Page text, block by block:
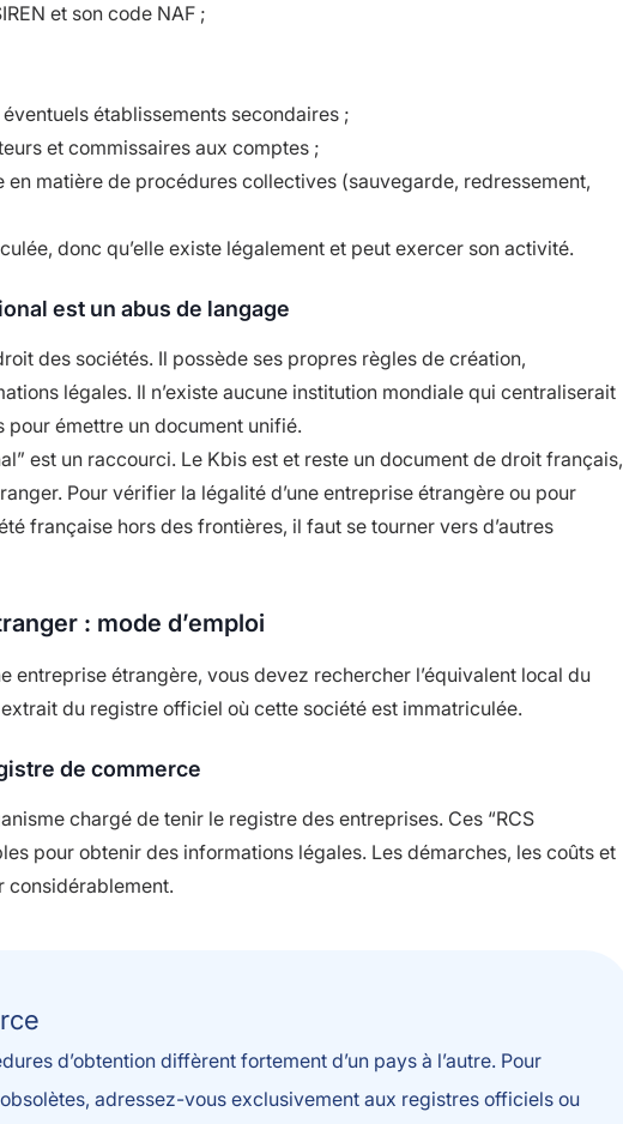
et son code NAF ;
établissements secondaires ;
et commissaires aux comptes ;
matière de procédures collectives (sauvegarde, redressement,
donc qu’elle existe légalement et peut exercer son activité.
est un abus de langage
des sociétés. Il possède ses propres règles de création,
légales. Il n’existe aucune institution mondiale qui centraliserait
émettre un document unifié.
est un raccourci. Le Kbis est et reste un document de droit français,
Pour vérifier la légalité d’une entreprise étrangère ou pour
française hors des frontières, il faut se tourner vers d’autres
: mode d’emploi
entreprise étrangère, vous devez rechercher l’équivalent local du
du registre officiel où cette société est immatriculée.
de commerce
chargé de tenir le registre des entreprises. Ces “RCS
pour obtenir des informations légales. Les démarches, les coûts et
considérablement.
d’obtention diffèrent fortement d’un pays à l’autre. Pour
adressez-vous exclusivement aux registres officiels ou